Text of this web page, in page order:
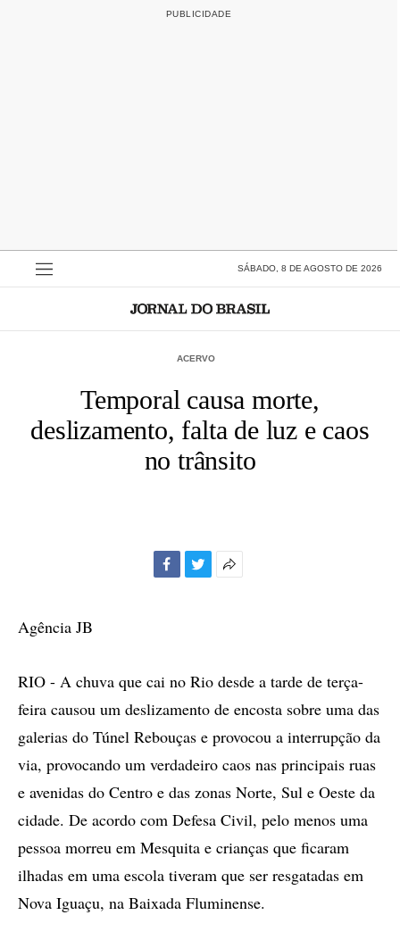
SÁBADO, 8 DE AGOSTO DE 2026
ACERVO
Temporal causa morte,
deslizamento, falta de luz e caos
no trânsito
Agência JB
RIO - A chuva que cai no Rio desde a tarde de terça-
feira causou um deslizamento de encosta sobre uma das
galerias do Túnel Rebouças e provocou a interrupção da
via, provocando um verdadeiro caos nas principais ruas
e avenidas do Centro e das zonas Norte, Sul e Oeste da
cidade. De acordo com Defesa Civil, pelo menos uma
pessoa morreu em Mesquita e crianças que ficaram
ilhadas em uma escola tiveram que ser resgatadas em
Nova Iguaçu, na Baixada Fluminense.